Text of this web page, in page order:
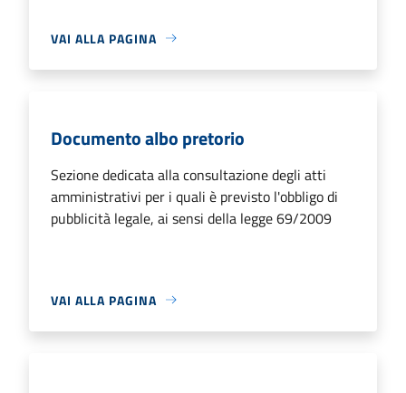
VAI ALLA PAGINA
Documento albo pretorio
Sezione dedicata alla consultazione degli atti
amministrativi per i quali è previsto l'obbligo di
pubblicità legale, ai sensi della legge 69/2009
VAI ALLA PAGINA